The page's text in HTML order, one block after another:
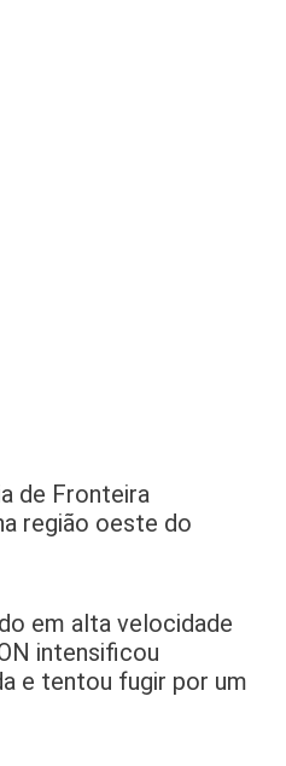
de Fronteira
região oeste do
em alta velocidade
intensificou
e tentou fugir por um